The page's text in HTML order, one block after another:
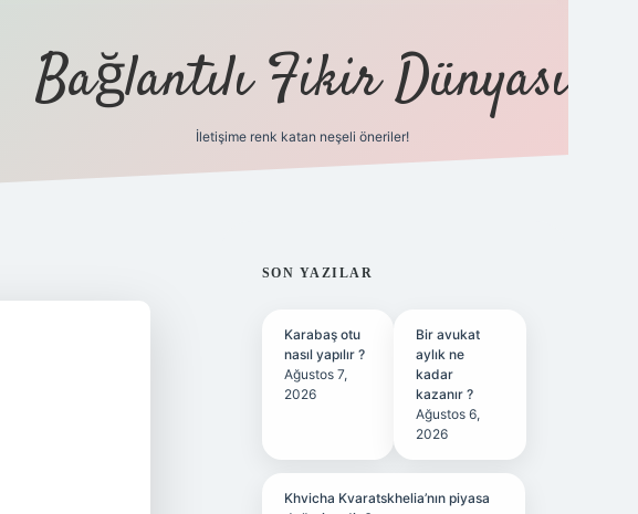
Bağlantılı Fikir Dünyası
İletişime renk katan neşeli öneriler!
SIDEBAR
SON YAZILAR
Karabaş otu
nasıl yapılır ?
Ağustos 7,
2026
Bir avukat
aylık ne
kadar
kazanır ?
Ağustos 6,
2026
Khvicha Kvaratskhelia’nın piyasa